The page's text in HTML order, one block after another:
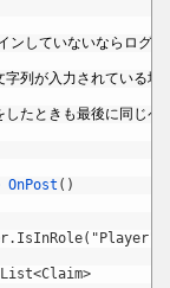
ンしていないならログ
列が入力されている
たときも最後に同じ
OnPost ( )